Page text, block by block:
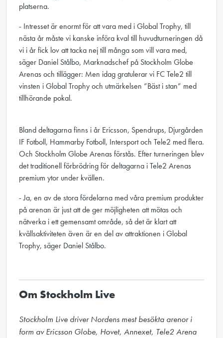
platserna.
- Intresset är enormt för att vara med i Global Trophy, till
nästa år måste vi kanske införa kval till huvudturneringen då
vi i år fick lov att tacka nej till många som vill vara med,
säger Daniel Stålbo, Marknadschef på Stockholm Globe
Arenas och tillägger: Men idag gratulerar vi FC Tele2 till
vinsten i Global Trophy och utmärkelsen ”Bäst i stan” med
tillhörande pokal.
Bland deltagarna finns i år Ericsson, Spendrups, Djurgården
IF Fotboll, Hammarby Fotboll, Intersport och Tele2 med flera.
Och Stockholm Globe Arenas förstås. Efter turneringen blev
det traditionell förbrödring för deltagarna i Tele2 Arenas
premium ytor under kvällen.
- Ja, en av de stora fördelarna med våra premium produkter
på arenan är just att de ger möjligheten att mötas och
nätverka i ett gemensamt område, så det är klart att
kvällsaktiviteten även är en del av attraktionen i Global
Trophy, säger Daniel Stålbo.
Om Stockholm Live
Stockholm Live driver Nordens mest besökta arenor i
form av Ericsson Globe, Hovet, Annexet, Tele2 Arena